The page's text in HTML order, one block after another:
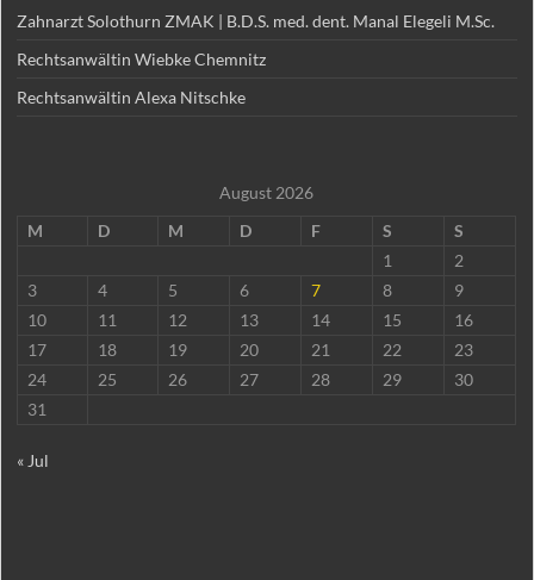
Zahnarzt Solothurn ZMAK | B.D.S. med. dent. Manal Elegeli M.Sc.
Rechtsanwältin Wiebke Chemnitz
Rechtsanwältin Alexa Nitschke
August 2026
M
D M D F S
S
1
2
3
4 5 6 7 8
9
10
11 12 13 14 15
16
17
18 19 20 21 22
23
24
25 26 27 28 29
30
31
« Jul